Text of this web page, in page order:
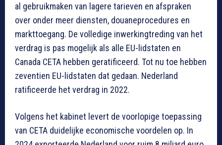
al gebruikmaken van lagere tarieven en afspraken
over onder meer diensten, douaneprocedures en
markttoegang. De volledige inwerkingtreding van het
verdrag is pas mogelijk als alle EU-lidstaten en
Canada CETA hebben geratificeerd. Tot nu toe hebben
zeventien EU-lidstaten dat gedaan. Nederland
ratificeerde het verdrag in 2022.
Volgens het kabinet levert de voorlopige toepassing
van CETA duidelijke economische voordelen op. In